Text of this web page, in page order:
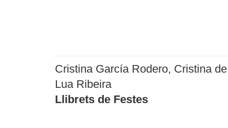
Cristina García Rodero, Cristina
Lua Ribeira
Llibrets de Festes